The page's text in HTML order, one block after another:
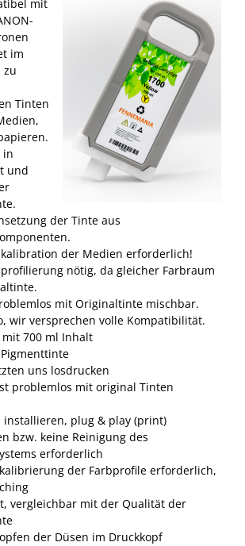
mit
im
zu
Tinten
in
und
der Tinte aus
der Medien erforderlich!
nötig, da gleicher Farbraum
mit Originaltinte mischbar.
wir versprechen volle Kompatibilität.
mit 700 ml Inhalt
uns losdrucken
problemlos mit original Tinten
installieren, plug & play (print)
bzw. keine Reinigung des
erforderlich
der Farbprofile erforderlich,
vergleichbar mit der Qualität der
der Düsen im Druckkopf